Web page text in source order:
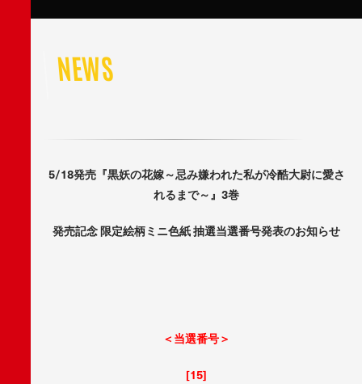
NEWS
5/18発売『黒妖の花嫁～忌み嫌われた私が冷酷大尉に愛さ
れるまで～』3巻
発売記念 限定絵柄ミニ色紙 抽選当選番号発表のお知らせ
＜当選番号＞
[15]